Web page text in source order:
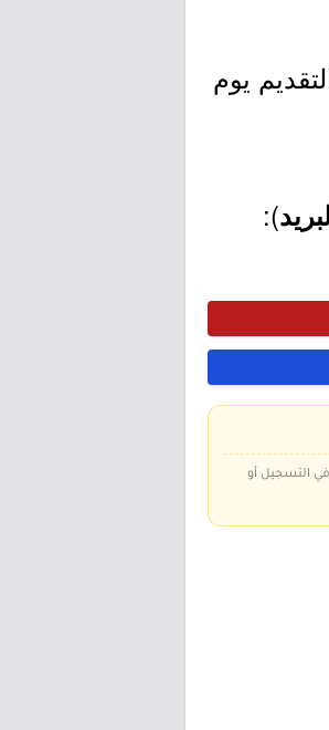
01هـ الموافق 2023/09/16م وينتهي التقديم يوم
):
التسجيل أو